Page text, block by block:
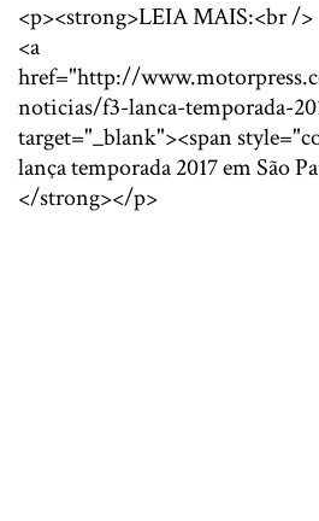
<p><strong>LEIA MAIS:<br />
<a
href="http://
noticias/f3-lanca-temporada-
target="_blank"><span
lança temporada 2017 em São
</strong></p>